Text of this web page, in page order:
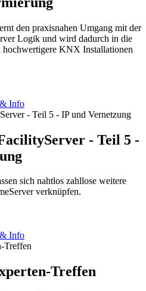
den praxisnahen Umgang mit der
Logik und wird dadurch in die
hochwertigere KNX Installationen
Info
- Teil 5 -
sich nahtlos zahllose weitere
verknüpfen.
Info
Treffen